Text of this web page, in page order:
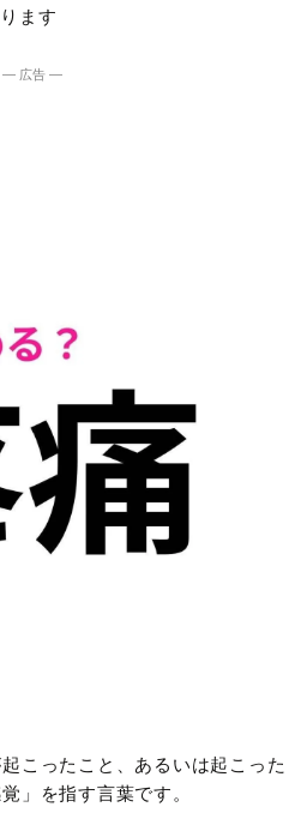
ます
― 広告 ―
こったこと、あるいは起こった
」を指す言葉です。